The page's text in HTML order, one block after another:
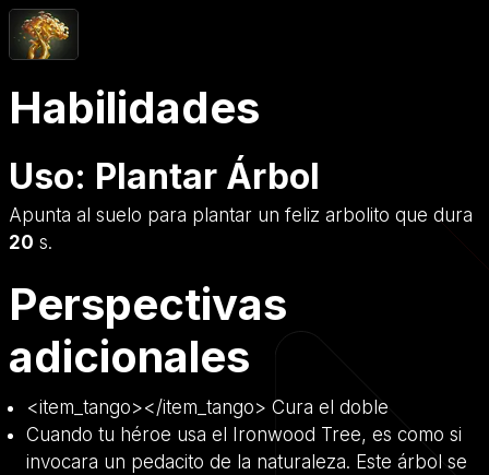
Habilidades
Uso: Plantar Árbol
Apunta al suelo para plantar un feliz arbolito que dura
20 s.
Perspectivas
adicionales
<item_tango></item_tango> Cura el doble
Cuando tu héroe usa el Ironwood Tree, es como si
invocara un pedacito de la naturaleza. Este árbol se